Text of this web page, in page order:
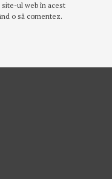
ul web în acest
o să comentez.